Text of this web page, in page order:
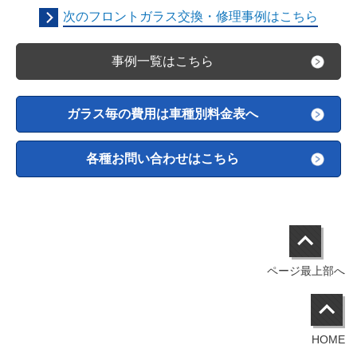
次のフロントガラス交換・修理事例はこちら
事例一覧はこちら
ガラス毎の費用は車種別料金表へ
各種お問い合わせはこちら
ページ最上部へ
HOME